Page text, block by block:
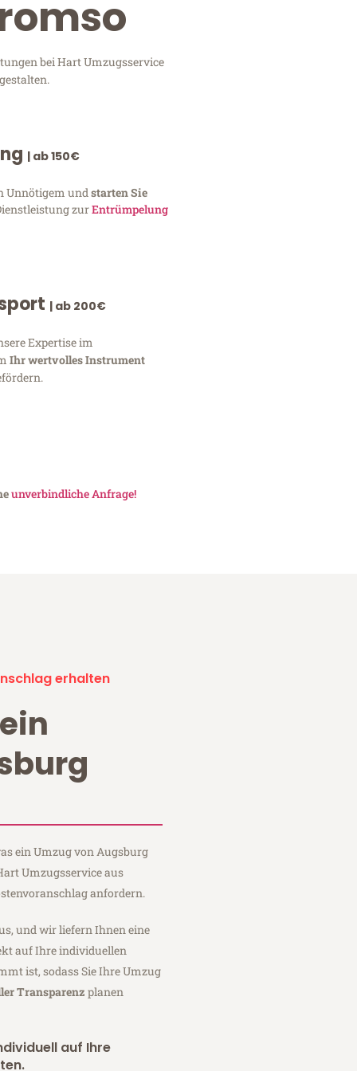
bei Hart Umzugsservice
| ab 150€
Unnötigem undstarten Sie
zurEntrümpelung
| ab 200€
Expertise im
Ihr wertvolles Instrument
unverbindliche Anfrage!
erhalten
ein Umzug von Augsburg
Umzugsservice aus
anfordern.
und wir liefern Ihnen eine
auf Ihre individuellen
ist, sodass Sie Ihre Umzug
Transparenz planen
auf Ihre